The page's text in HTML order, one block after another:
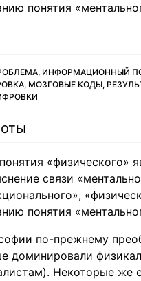
понятия
ИНФОРМАЦИОННЫЙ
МОЗГОВЫЕ КОДЫ,
«физического»
связи
понятия
по-прежнему
доминировали
Некоторые же